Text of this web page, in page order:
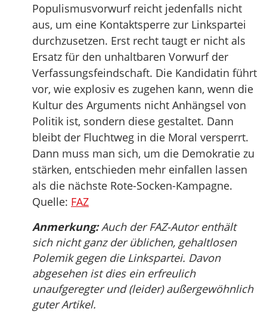
Populismusvorwurf reicht jedenfalls nicht
aus, um eine Kontaktsperre zur Linkspartei
durchzusetzen. Erst recht taugt er nicht als
Ersatz für den unhaltbaren Vorwurf der
Verfassungsfeindschaft. Die Kandidatin führt
vor, wie explosiv es zugehen kann, wenn die
Kultur des Arguments nicht Anhängsel von
Politik ist, sondern diese gestaltet. Dann
bleibt der Fluchtweg in die Moral versperrt.
Dann muss man sich, um die Demokratie zu
stärken, entschieden mehr einfallen lassen
als die nächste Rote-Socken-Kampagne.
Quelle: FAZ
Anmerkung:Auch der FAZ-Autor enthält
sich nicht ganz der üblichen, gehaltlosen
Polemik gegen die Linkspartei. Davon
abgesehen ist dies ein erfreulich
unaufgeregter und (leider) außergewöhnlich
guter Artikel.